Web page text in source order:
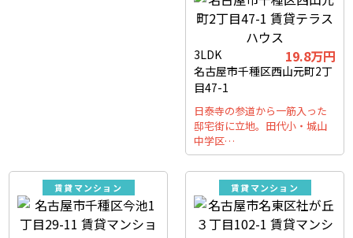
3LDK 19.8万円
名古屋市千種区西山元町2丁
目47-1
日泰寺の参道から一筋入った
邸宅街に立地。田代小・城山
中学区…
賃貸マンション 賃貸マンション